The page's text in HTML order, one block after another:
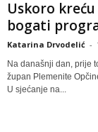
Uskoro
bogati
Katarina Drvodelić -
Na današnji dan, prije
župan Plemenite
U sjećanje na...